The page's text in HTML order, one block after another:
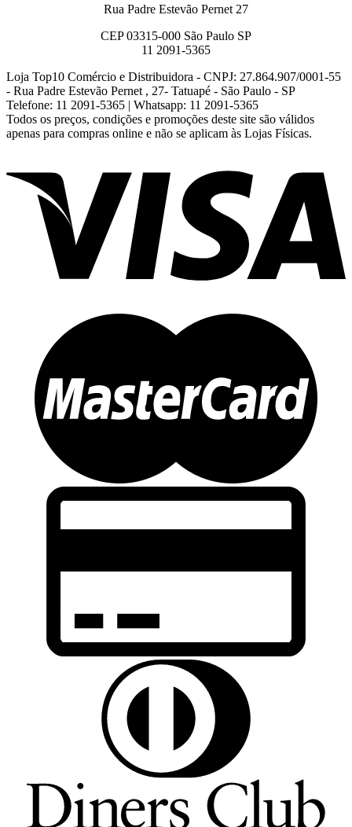
Rua Padre Estevão Pernet 27
CEP 03315-000 São Paulo SP
11 2091-5365
Loja Top10 Comércio e Distribuidora - CNPJ: 27.864.907/0001-55
- Rua Padre Estevão Pernet , 27- Tatuapé - São Paulo - SP
Telefone: 11 2091-5365 | Whatsapp: 11 2091-5365
Todos os preços, condições e promoções deste site são válidos
apenas para compras online e não se aplicam às Lojas Físicas.